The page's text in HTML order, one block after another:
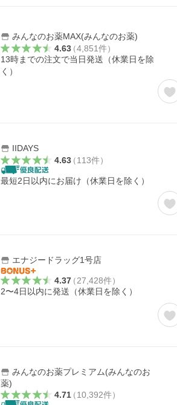
みんなのお薬MAX(みんなのお薬)
4.63（4,851件）
13時までの注文で当日発送（休業日を除
く）
IIDAYS
4.63（113件）
最短2日以内にお届け（休業日を除く）
エナジードラッグ1号店
4.37（27,428件）
2〜4日以内に発送（休業日を除く）
みんなのお薬プレミアム(みんなのお
薬)
4.71（10,392件）